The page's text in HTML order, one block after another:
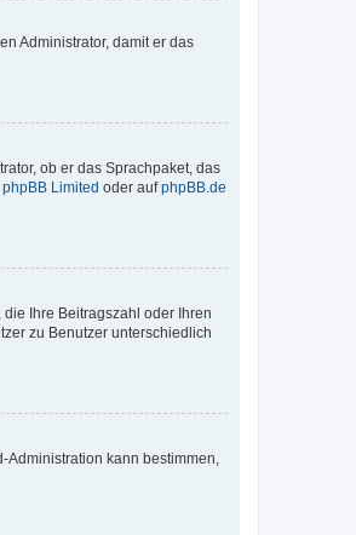
Administrator, damit er das
ob er das Sprachpaket, das
phpBB Limited oder aufphpBB.de
Ihre Beitragszahl oder Ihren
zu Benutzer unterschiedlich
Administration kann bestimmen,